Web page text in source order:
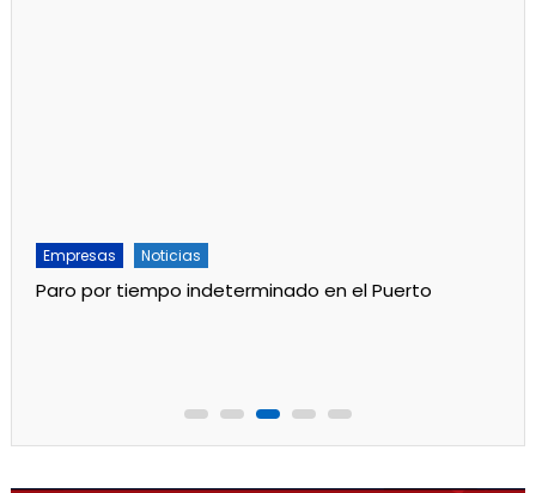
Empresas Noticias
Paro por tiempo indeterminado en el Puerto